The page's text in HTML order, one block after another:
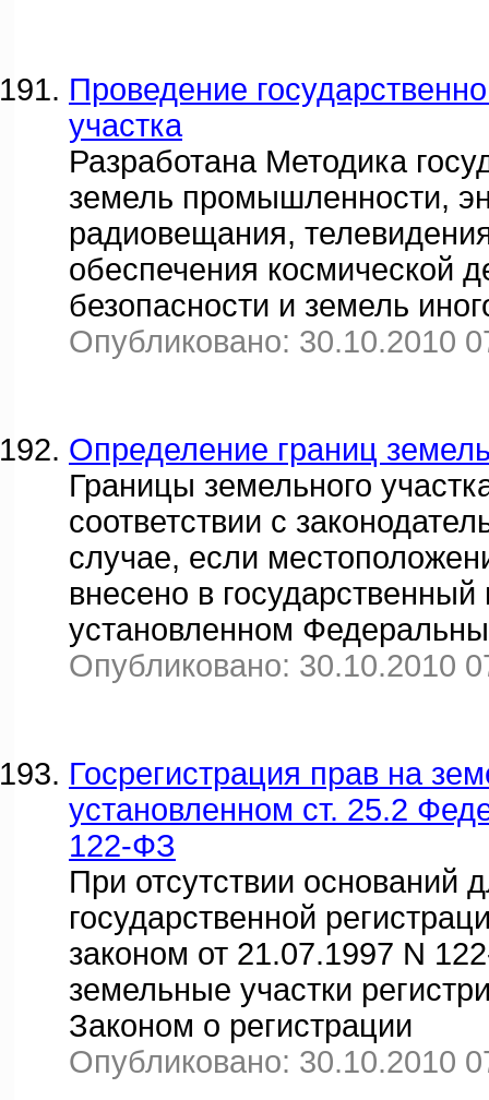
Проведение
участка
Разработана Методика
земель промышленности,
радиовещания,
обеспечения космической
безопасности и земель
Опубликовано: 30.10.2010
Определение границ
Границы земельного
соответствии с
случае, если
внесено в
установленном
Опубликовано: 30.10.2010
Госрегистрация прав на
установленном ст. 25.2
122-ФЗ
При отсутствии оснований
государственной
законом от 21.07.1997 N
земельные участки
Законом о регистрации
Опубликовано: 30.10.2010